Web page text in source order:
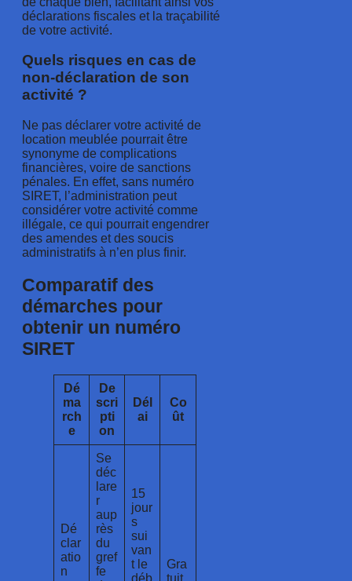
déclarations fiscales et la traçabilité
de votre activité.
Quels risques en cas de
non-déclaration de son
activité ?
Ne pas déclarer votre activité de
location meublée pourrait être
synonyme de complications
financières, voire de sanctions
pénales. En effet, sans numéro
SIRET, l’administration peut
considérer votre activité comme
illégale, ce qui pourrait engendrer
des amendes et des soucis
administratifs à n’en plus finir.
Comparatif des
démarches pour
obtenir un numéro
SIRET
Dé
ma
rch
e
De
scri
pti
on
Dél
ai
Co
ût
Dé
clar
atio
n
Se
déc
lare
r
aup
rès
du
gref
fe
15
jour
s
sui
van
t le
Gra